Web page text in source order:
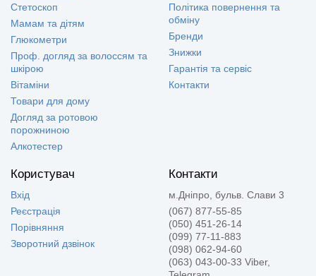
Стетоскоп
Мамам та дітям
Глюкометри
Проф. догляд за волоссям та
шкірою
Вітаміни
Товари для дому
Догляд за ротовою
порожниною
Алкотестер
Політика повернення та
обміну
Бренди
Знижки
Гарантія та сервіс
Контакти
Користувач
Вхід
Реєстрація
Порівняння
Зворотний дзвінок
Контакти
м.Дніпро, бульв. Слави 3
(067) 877-55-85
(050) 451-26-14
(099) 77-11-883
(098) 062-94-60
(063) 043-00-33 Viber,